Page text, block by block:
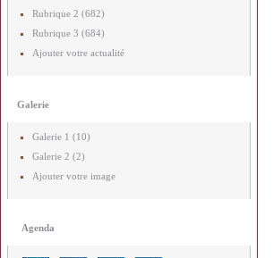
Rubrique 2 (682)
Rubrique 3 (684)
Ajouter votre actualité
Galerie
Galerie 1 (10)
Galerie 2 (2)
Ajouter votre image
Agenda